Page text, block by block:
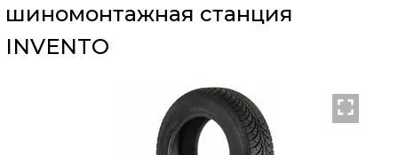
шиномонтажная станция
INVENTO